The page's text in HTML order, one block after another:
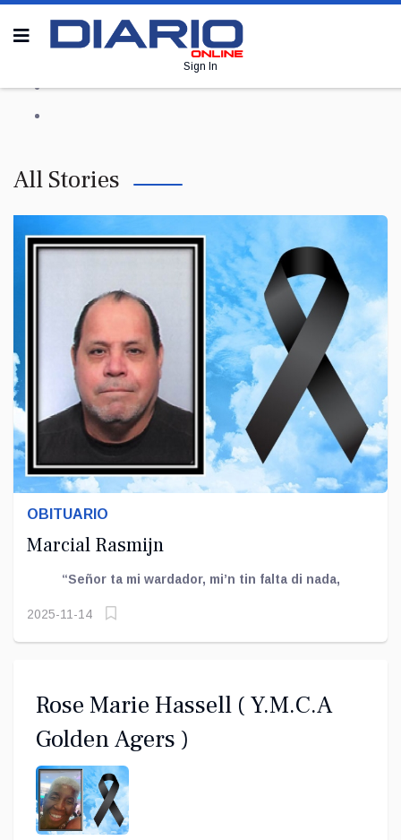
Sign In
All Stories
OBITUARIO
Marcial Rasmijn
“Señor ta mi wardador, mi’n tin falta di nada,
2025-11-14
Rose Marie Hassell ( Y.M.C.A
Golden Agers )